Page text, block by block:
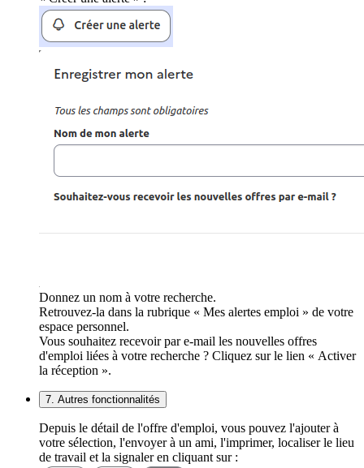
Donnez un nom à votre recherche.
Retrouvez-la dans la rubrique « Mes alertes emploi » de votre
espace personnel.
Vous souhaitez recevoir par e-mail les nouvelles offres
d'emploi liées à votre recherche ? Cliquez sur le lien « Activer
la réception ».
7. Autres fonctionnalités
Depuis le détail de l'offre d'emploi, vous pouvez l'ajouter à
votre sélection, l'envoyer à un ami, l'imprimer, localiser le lieu
de travail et la signaler en cliquant sur :